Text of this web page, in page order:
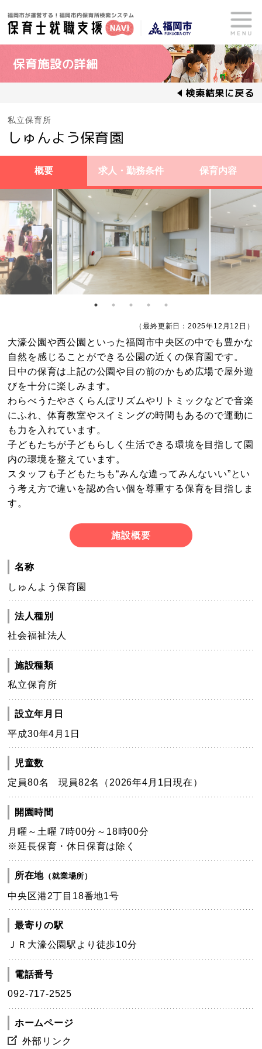
保育施設の詳細
検索結果に戻る
私立保育所
しゅんよう保育園
概要 求人・勤務条件 保育内容
（最終更新日：2025年12月12日）
大濠公園や西公園といった福岡市中央区の中でも豊かな
自然を感じることができる公園の近くの保育園です。
日中の保育は上記の公園や目の前のかもめ広場で屋外遊
びを十分に楽しみます。
わらべうたやさくらんぼリズムやリトミックなどで音楽
にふれ、体育教室やスイミングの時間もあるので運動に
も力を入れています。
子どもたちが子どもらしく生活できる環境を目指して園
内の環境を整えています。
スタッフも子どもたちも“みんな違ってみんないい”とい
う考え方で違いを認め合い個を尊重する保育を目指しま
す。
施設概要
名称
しゅんよう保育園
法人種別
社会福祉法人
施設種類
私立保育所
設立年月日
平成30年4月1日
児童数
定員80名 現員82名（2026年4月1日現在）
開園時間
月曜～土曜 7時00分～18時00分
※延長保育・休日保育は除く
所在地 （就業場所）
中央区港2丁目18番地1号
最寄りの駅
ＪＲ大濠公園駅より徒歩10分
電話番号
092-717-2525
ホームページ
外部リンク